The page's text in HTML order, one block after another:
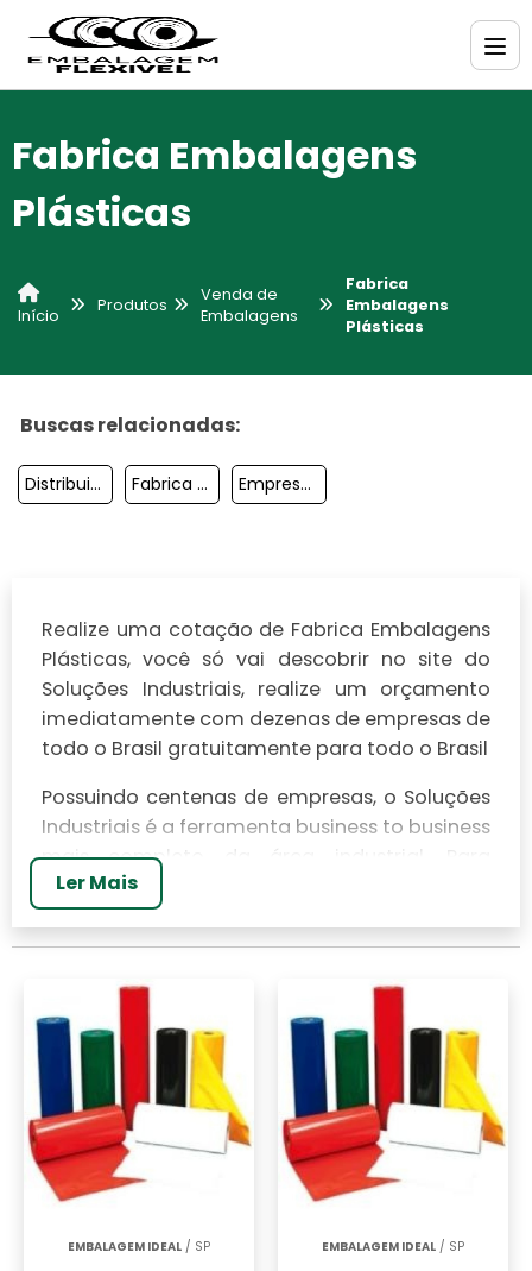
Fabrica Embalagens
Plásticas
Início
Produtos
Venda de
Embalagens
Fabrica
Embalagens
Plásticas
Buscas relacionadas:
Distribuidor De Embalagens Fabrica De Embalagem Plastica Empresas De Embalagens Plasticas E Flexiveis
Realize uma cotação de Fabrica Embalagens
Plásticas, você só vai descobrir no site do
Soluções Industriais, realize um orçamento
imediatamente com dezenas de empresas de
todo o Brasil gratuitamente para todo o Brasil
Possuindo centenas de empresas, o Soluções
Industriais é a ferramenta business to business
mais completo da área industrial. Para
realizar um orçamento de Fabrica
Embalagens Plásticas, clique em um ou mais
dos anuciantes a seguir:
Ler Mais
EMBALAGEM IDEAL / SP EMBALAGEM IDEAL / SP